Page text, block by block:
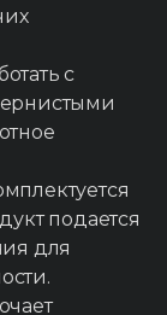
с
подается
для